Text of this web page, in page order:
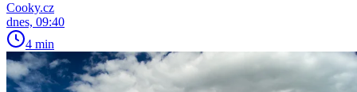
Cooky.cz
dnes, 09:40
4 min